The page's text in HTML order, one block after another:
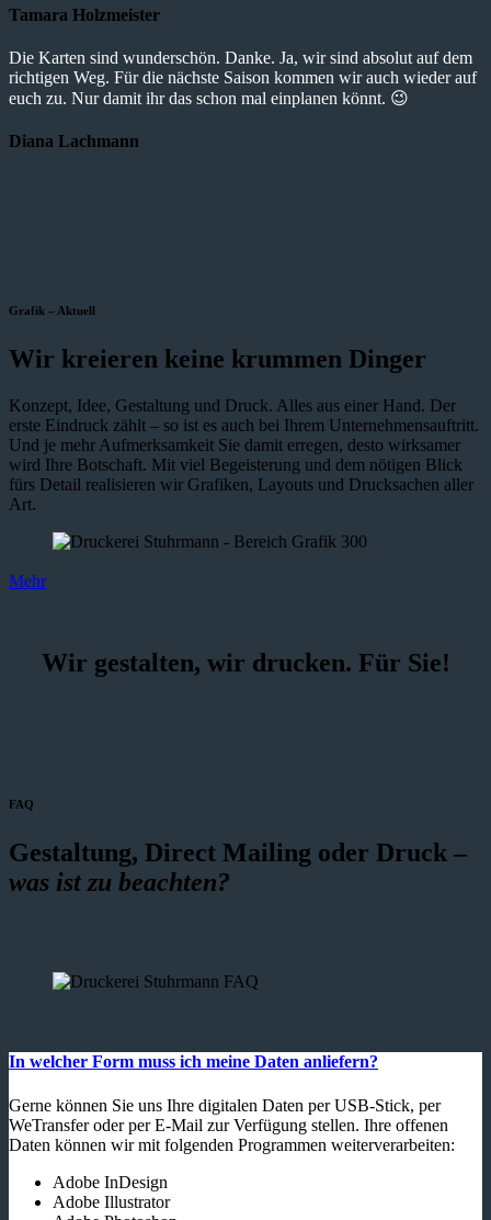
Tamara Holzmeister
Die Karten sind wunderschön. Danke. Ja, wir sind absolut auf dem
richtigen Weg. Für die nächste Saison kommen wir auch wieder auf
euch zu. Nur damit ihr das schon mal einplanen könnt. 😉
Diana Lachmann
Grafik – Aktuell
Wir kreieren keine krummen Dinger
Konzept, Idee, Gestaltung und Druck. Alles aus einer Hand. Der
erste Eindruck zählt – so ist es auch bei Ihrem Unternehmensauftritt.
Und je mehr Aufmerksamkeit Sie damit erregen, desto wirksamer
wird Ihre Botschaft. Mit viel Begeisterung und dem nötigen Blick
fürs Detail realisieren wir Grafiken, Layouts und Drucksachen aller
Art.
Mehr
Wir gestalten, wir drucken. Für Sie!
FAQ
Gestaltung, Direct Mailing oder Druck –
was ist zu beachten?
In welcher Form muss ich meine Daten anliefern?
Gerne können Sie uns Ihre digitalen Daten per USB-Stick, per
WeTransfer oder per E-Mail zur Verfügung stellen. Ihre offenen
Daten können wir mit folgenden Programmen weiterverarbeiten:
Adobe InDesign
Adobe Illustrator